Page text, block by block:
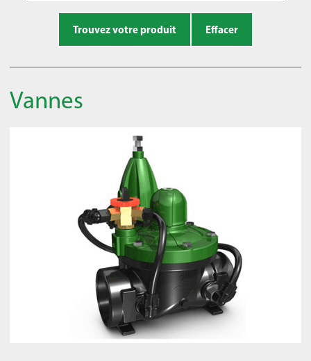
Trouvez votre produit Effacer
Vannes